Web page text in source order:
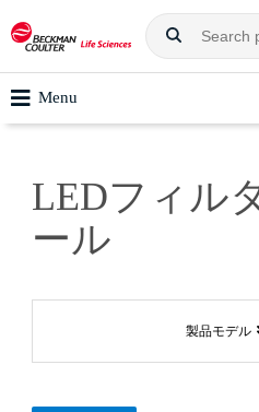
Menu
LEDフィル
ール
製品モデル